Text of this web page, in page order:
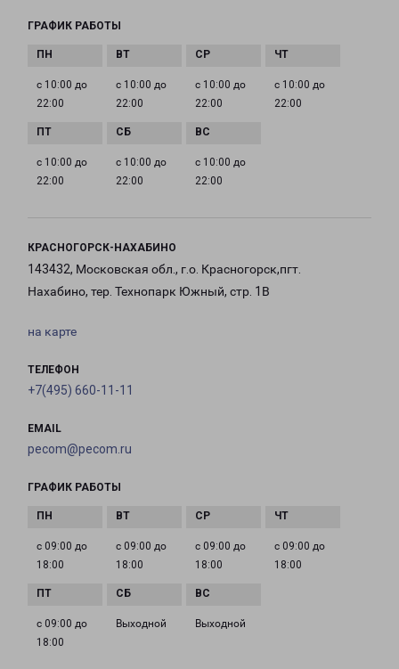
ГРАФИК РАБОТЫ
с 10:00 до
22:00
с 10:00 до
22:00
с 10:00 до
22:00
с 10:00 до
22:00
с 10:00 до
22:00
с 10:00 до
22:00
с 10:00 до
22:00
КРАСНОГОРСК-НАХАБИНО
143432, Московская обл., г.о. Красногорск,пгт.
Нахабино, тер. Технопарк Южный, стр. 1В
на карте
ТЕЛЕФОН
+7(495) 660-11-11
EMAIL
pecom@pecom.ru
ГРАФИК РАБОТЫ
с 09:00 до
18:00
с 09:00 до
18:00
с 09:00 до
18:00
с 09:00 до
18:00
с 09:00 до
18:00
Выходной Выходной